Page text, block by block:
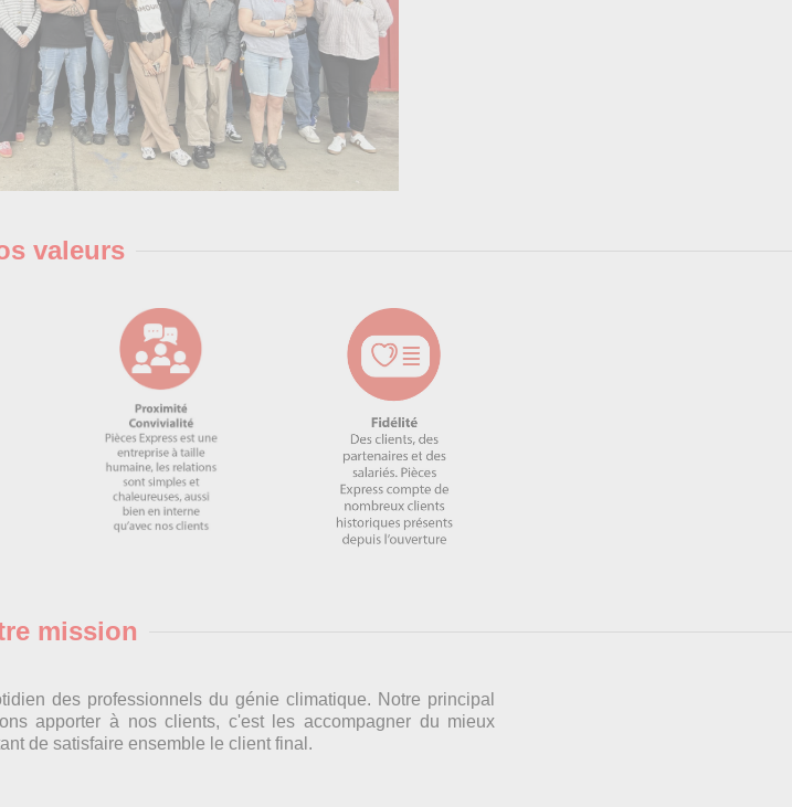
valeurs
mission
des professionnels du génie climatique. Notre principal
apporter à nos clients, c'est les accompagner du mieux
de satisfaire ensemble le client final.